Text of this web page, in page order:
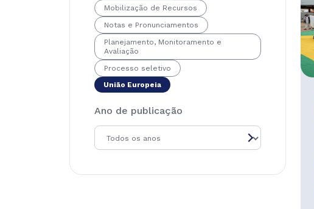
Mobilização de Recursos
Notas e Pronunciamentos
Planejamento, Monitoramento e
Avaliação
Processo seletivo
União Europeia
Ano de publicação